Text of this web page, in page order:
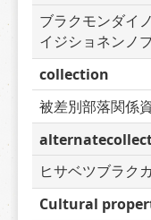
ブラクモンダイ
イジショネンノ
collection
被差別部落関係
ヒサベツブラク
Cultural